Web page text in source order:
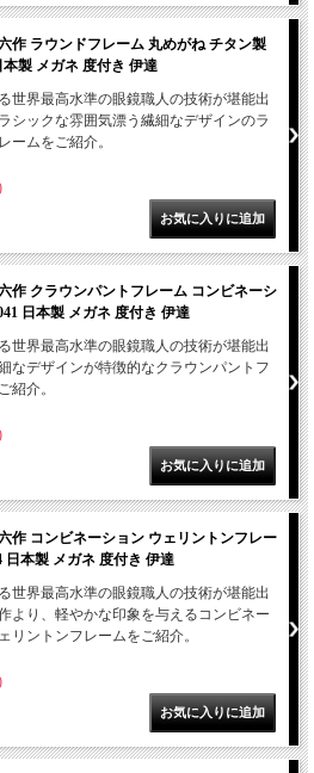
作 ラウンドフレーム 丸めがね チタン製
本製 メガネ 度付き 伊達
世界最高水準の眼鏡職人の技術が堪能出
シックな雰囲気漂う繊細なデザインのラ
ームをご紹介。
作 クラウンパントフレーム コンビネーシ
日本製 メガネ 度付き 伊達
世界最高水準の眼鏡職人の技術が堪能出
なデザインが特徴的なクラウンパントフ
紹介。
作 コンビネーション ウェリントンフレー
日本製 メガネ 度付き 伊達
世界最高水準の眼鏡職人の技術が堪能出
より、軽やかな印象を与えるコンビネー
リントンフレームをご紹介。